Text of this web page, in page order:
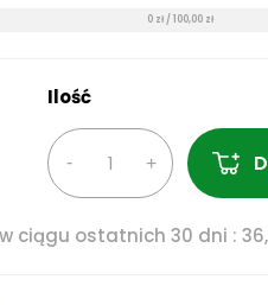
0 zł / 100,00 zł
Ilość
ciągu ostatnich 30 dni :